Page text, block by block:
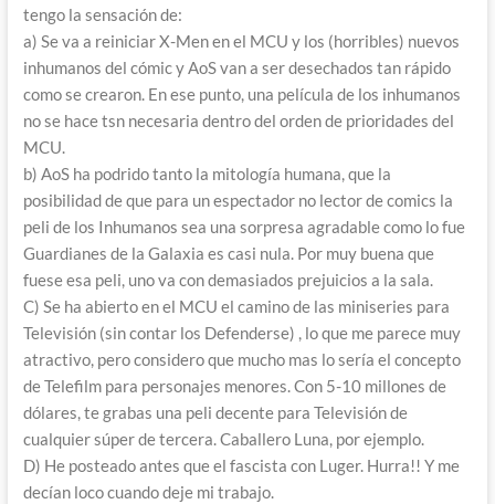
tengo la sensación de:
a) Se va a reiniciar X-Men en el MCU y los (horribles) nuevos
inhumanos del cómic y AoS van a ser desechados tan rápido
como se crearon. En ese punto, una película de los inhumanos
no se hace tsn necesaria dentro del orden de prioridades del
MCU.
b) AoS ha podrido tanto la mitología humana, que la
posibilidad de que para un espectador no lector de comics la
peli de los Inhumanos sea una sorpresa agradable como lo fue
Guardianes de la Galaxia es casi nula. Por muy buena que
fuese esa peli, uno va con demasiados prejuicios a la sala.
C) Se ha abierto en el MCU el camino de las miniseries para
Televisión (sin contar los Defenderse) , lo que me parece muy
atractivo, pero considero que mucho mas lo sería el concepto
de Telefilm para personajes menores. Con 5-10 millones de
dólares, te grabas una peli decente para Televisión de
cualquier súper de tercera. Caballero Luna, por ejemplo.
D) He posteado antes que el fascista con Luger. Hurra!! Y me
decían loco cuando deje mi trabajo.